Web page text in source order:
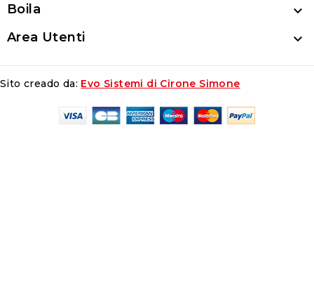
Boila 
Area Utenti 
Sito creado da: Evo Sistemi di Cirone Simone